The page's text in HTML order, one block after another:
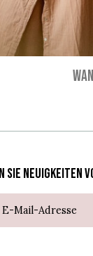
Sie Neuigkeiten